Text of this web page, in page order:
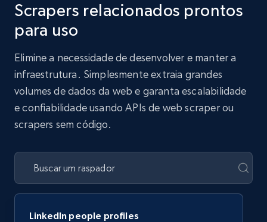
Scrapers relacionados prontos
para uso
Elimine a necessidade de desenvolver e manter a
infraestrutura. Simplesmente extraia grandes
volumes de dados da web e garanta escalabilidade
e confiabilidade usando APIs de web scraper ou
scrapers sem código.
LinkedIn people profiles